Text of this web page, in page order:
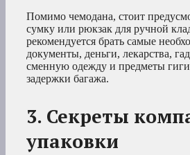
Помимо чемодана, стоит
сумку или рюкзак для ручной
рекомендуется брать самые
документы, деньги, лекарства,
сменную одежду и предметы
задержки багажа.
3. Секреты
упаковки